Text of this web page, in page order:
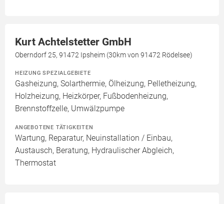
Kurt Achtelstetter GmbH
Oberndorf 25, 91472 Ipsheim (30km von 91472 Rödelsee)
HEIZUNG SPEZIALGEBIETE
Gasheizung, Solarthermie, Ölheizung, Pelletheizung,
Holzheizung, Heizkörper, Fußbodenheizung,
Brennstoffzelle, Umwälzpumpe
ANGEBOTENE TÄTIGKEITEN
Wartung, Reparatur, Neuinstallation / Einbau,
Austausch, Beratung, Hydraulischer Abgleich,
Thermostat